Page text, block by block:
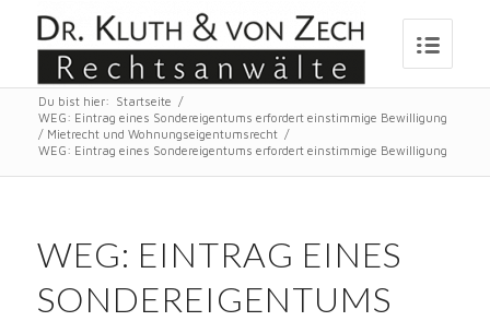
Du bist hier: Startseite
/
WEG: Eintrag eines Sondereigentums erfordert einstimmige Bewilligung
/ Mietrecht und Wohnungseigentumsrecht /
WEG: Eintrag eines Sondereigentums erfordert einstimmige Bewilligung
WEG: EINTRAG EINES
SONDEREIGENTUMS